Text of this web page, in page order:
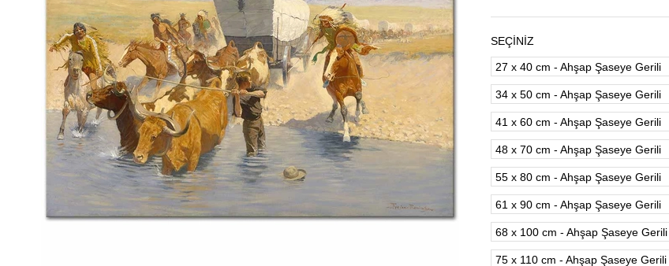
SEÇİNİZ
27 x 40 cm - Ahşap Şaseye Gerili
34 x 50 cm - Ahşap Şaseye Gerili
41 x 60 cm - Ahşap Şaseye Gerili
48 x 70 cm - Ahşap Şaseye Gerili
55 x 80 cm - Ahşap Şaseye Gerili
61 x 90 cm - Ahşap Şaseye Gerili
68 x 100 cm - Ahşap Şaseye Gerili
75 x 110 cm - Ahşap Şaseye Gerili